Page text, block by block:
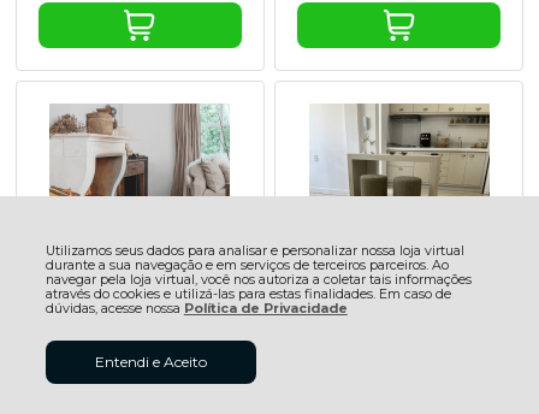
Utilizamos seus dados para analisar e personalizar nossa loja virtual
durante a sua navegação e em serviços de terceiros parceiros. Ao
navegar pela loja virtual, você nos autoriza a coletar tais informações
através do cookies e utilizá-las para estas finalidades. Em caso de
dúvidas, acesse nossa Política de Privacidade
Entendi e Aceito
Piso Laminado Quick Step
QPR8005Cx 2,84m²
R$ 93,65
Piso Laminado Quick Step